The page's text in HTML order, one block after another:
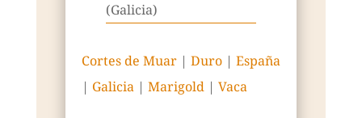
(Galicia)
Cortes de Muar| Duro| España
| Galicia| Marigold| Vaca